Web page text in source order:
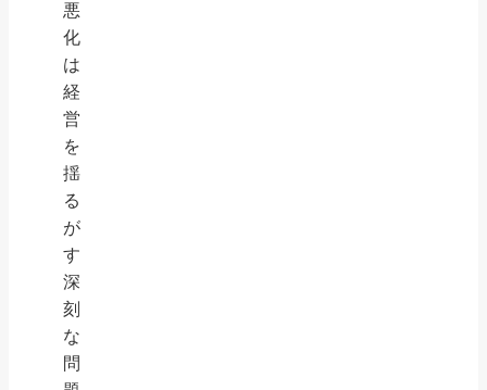
悪
化
は
経
営
を
揺
る
が
す
深
刻
な
問